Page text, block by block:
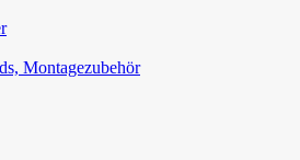
Montagezubehör